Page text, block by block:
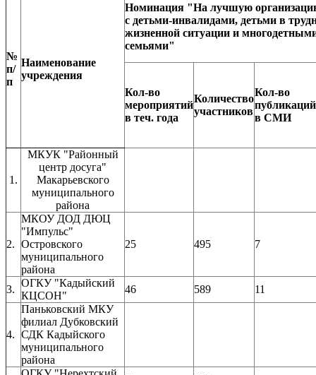
№
п/
п
Наименование
учреждения
Номинация "На лучшую
с детьми-инвалидами, детьми в
жизненной ситуации и
семьями"
Кол-во
мероприятий
в теч. года
Количество
участников
Кол-во
публикаций
в СМИ
1.
МКУК "Районный
центр досуга"
Макарьевского
муниципального
района
2.
МКОУ ДОД ДЮЦ
"Импульс"
Островского
муниципального
района
25 495 7
3.
ОГКУ "Кадыйский
КЦСОН"
46 589 11
4.
Паньковский МКУ
филиал Дубковский
СДК Кадыйского
муниципального
района